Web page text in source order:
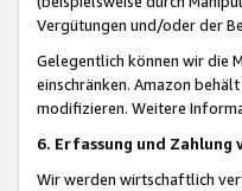
Vergütungen und/oder der
Gelegentlich können wir die
einschränken. Amazon
modifizieren. Weitere
6. Erfassung und Zahlung
Wir werden wirtschaftlich